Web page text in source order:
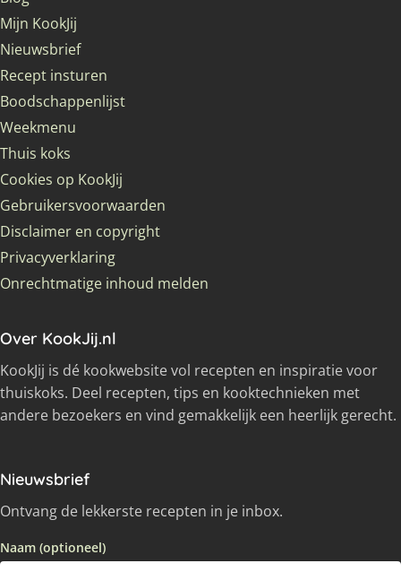
Mijn KookJij
Nieuwsbrief
Recept insturen
Boodschappenlijst
Weekmenu
Thuis koks
Cookies op KookJij
Gebruikersvoorwaarden
Disclaimer en copyright
Privacyverklaring
Onrechtmatige inhoud melden
Over KookJij.nl
KookJij is dé kookwebsite vol recepten en inspiratie voor
thuiskoks. Deel recepten, tips en kooktechnieken met
andere bezoekers en vind gemakkelijk een heerlijk gerecht.
Nieuwsbrief
Ontvang de lekkerste recepten in je inbox.
Naam (optioneel)